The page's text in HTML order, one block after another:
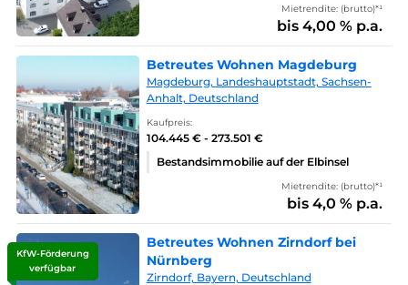
Mietrendite: (brutto)*¹
bis 4,00 % p.a.
Betreutes Wohnen Magdeburg
Magdeburg, Landeshauptstadt, Sachsen-
Anhalt, Deutschland
Kaufpreis:
104.445 € - 273.501 €
Bestandsimmobilie auf der Elbinsel
Mietrendite: (brutto)*¹
bis 4,0 % p.a.
KfW-Förderung
verfügbar
Betreutes Wohnen Zirndorf bei
Nürnberg
Zirndorf, Bayern, Deutschland